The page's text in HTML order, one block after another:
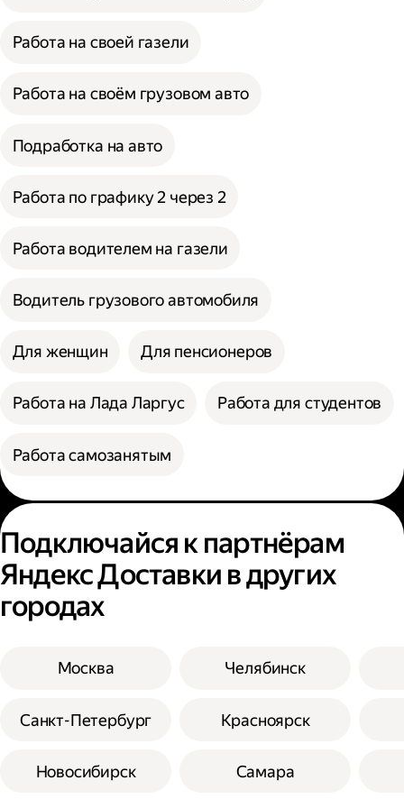
Работа на своей газели
Работа на своём грузовом авто
Подработка на авто
Работа по графику 2 через 2
Работа водителем на газели
Водитель грузового автомобиля
Для женщин Для пенсионеров
Работа на Лада Ларгус Работа для студентов
Работа самозанятым
Подключайся к партнёрам
Яндекс Доставки в других
городах
Москва
Санкт-Петербург
Новосибирск
Челябинск
Красноярск
Самара